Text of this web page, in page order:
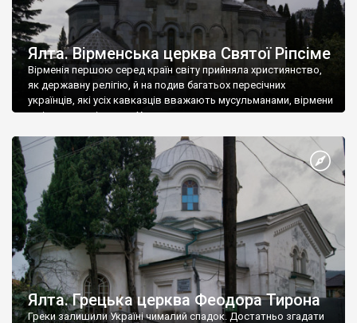
Ялта. Вірменська церква Святої Ріпсіме
Вірменія першою серед країн світу прийняла християнство,
як державну релігію, й на подив багатьох пересічних
українців, які усіх кавказців вважають мусульманами, вірмени
є відданими вірянами Христа
Ялта. Грецька церква Феодора Тирона
Греки залишили Україні чималий спадок. Достатньо згадати